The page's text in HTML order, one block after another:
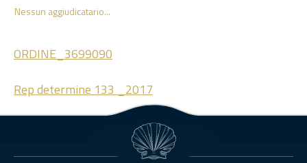
Nessun aggiudicatario...
ORDINE_3699090
Rep determine 133 _2017